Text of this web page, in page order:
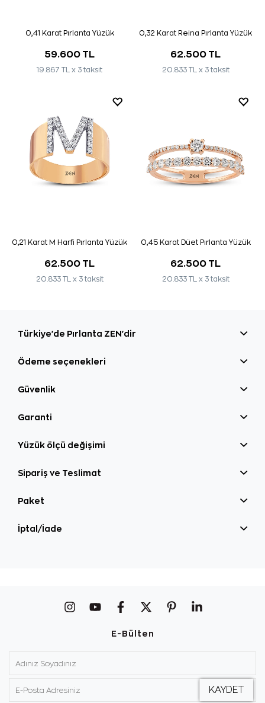
0,41 Karat Pırlanta Yüzük
59.600 TL
19.867 TL x 3 taksit
0,32 Karat Reina Pırlanta Yüzük
62.500 TL
20.833 TL x 3 taksit
0,21 Karat M Harfi Pırlanta Yüzük
62.500 TL
20.833 TL x 3 taksit
0,45 Karat Düet Pırlanta Yüzük
62.500 TL
20.833 TL x 3 taksit
Türkiye'de Pırlanta ZEN'dir
Ödeme seçenekleri
Güvenlik
Garanti
Yüzük ölçü değişimi
Sipariş ve Teslimat
Paket
İptal/İade
E-Bülten